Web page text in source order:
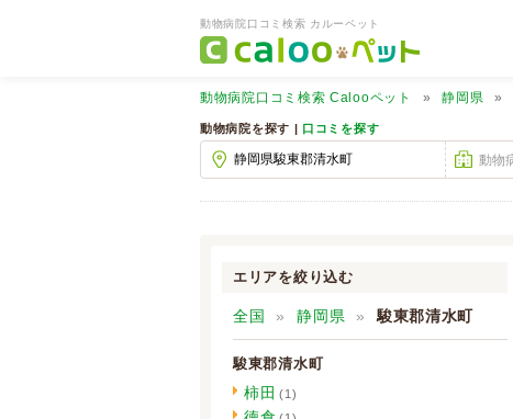
動物病院口コミ検索 カルーペット
動物病院口コミ検索 Calooペット 静岡県
動物病院を探す | 口コミを探す
エリアを絞り込む
全国 静岡県 駿東郡清水町
駿東郡清水町
柿田 (1)